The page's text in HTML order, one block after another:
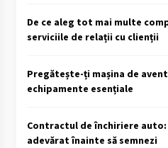
De ce aleg tot mai multe
serviciile de relații cu clienții
Pregătește-ți mașina de
echipamente esențiale
Contractul de închiriere
adevărat înainte să semnezi